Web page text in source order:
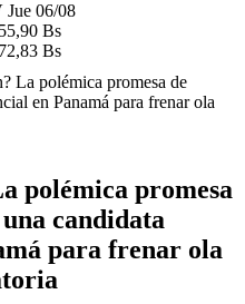
Jue 06/08
Bs
Bs
La polémica promesa de
en Panamá para frenar ola
polémica promesa
candidata
para frenar ola